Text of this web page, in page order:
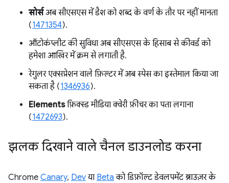
सोर्सअब सीएसएस में डैश को शब्द के वर्ण के तौर पर नहीं मानता
(1471354).
ऑटोकंप्लीट की सुविधा अब सीएसएस के हिसाब से कीवर्ड को
हमेशा आखिर में क्रम से लगाती है.
रेगुलर एक्सप्रेशन वाले फ़िल्टर में अब स्पेस का इस्तेमाल किया जा
सकता है (1346936).
Elementsफ़िक्स्ड मीडिया क्वेरी फ़ीचर का पता लगाना
(1472693).
झलक दिखाने वाले चैनल डाउनलोड करना
Chrome Canary, Devया Beta को डिफ़ॉल्ट डेवलपमेंट ब्राउज़र के